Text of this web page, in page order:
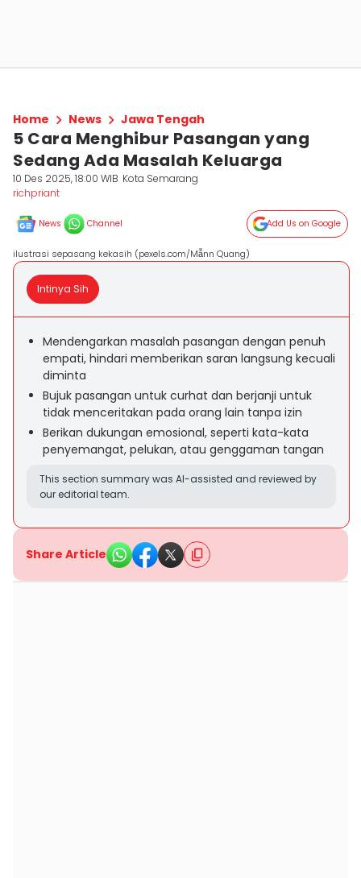
Home News Jawa Tengah
5 Cara Menghibur Pasangan yang
Sedang Ada Masalah Keluarga
10 Des 2025, 18:00 WIB Kota Semarang
richpriant
News Channel Add Us on Google
ilustrasi sepasang kekasih (pexels.com/Mẫnn Quang)
Intinya Sih
Mendengarkan masalah pasangan dengan penuh
empati, hindari memberikan saran langsung kecuali
diminta
Bujuk pasangan untuk curhat dan berjanji untuk
tidak menceritakan pada orang lain tanpa izin
Berikan dukungan emosional, seperti kata-kata
penyemangat, pelukan, atau genggaman tangan
This section summary was AI-assisted and reviewed by
our editorial team.
Share Article